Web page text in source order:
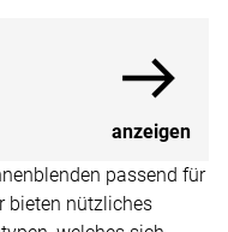
anzeigen
passend für
bieten nützliches